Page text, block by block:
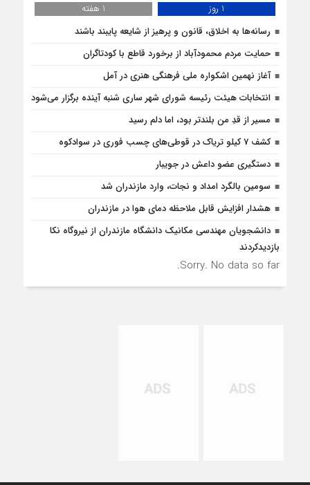
1 روز
1 هفته
رسانه‌ها به اخلاق، قانون و پرهیز از شایعه پایبند باشند
حمایت مردم محمودآباد از برخورد قاطع با کودتاگران
آغاز نهمین اشکواره ملی فرهنگی هنری در آمل
انتخابات هیئت رئیسه شورای شهر ساری شنبه آینده برگزار می‌شود
مسیر از قدِ من بلندتر بود، اما دلم رسید
کشف 7 کیلو تریاک در قوطی‌‌های چسب فوری در سوادکوه
دستگیری عضو داعش در جویبار
سومین بالگرد امداد و نجات، وارد مازندران شد
هشدار افزایش قابل ملاحظه دمای هوا در مازندران
دانشجویان مهندسی مکانیک دانشگاه مازندران از نيروگاه نکا
بازديدكردند
Sorry. No data so far.